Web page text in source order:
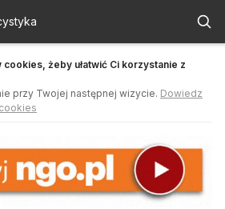
ngo.pl
żeby ułatwić Ci korzystanie z
przy Twojej następnej wizycie. Dowiedz